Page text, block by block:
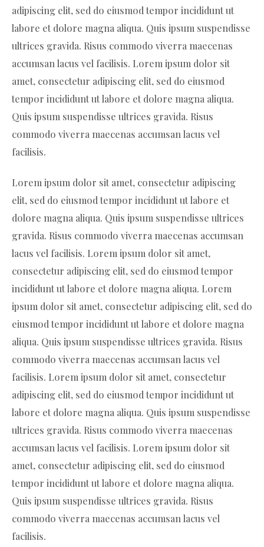
adipiscing elit, sed do eiusmod tempor incididunt ut
labore et dolore magna aliqua. Quis ipsum suspendisse
ultrices gravida. Risus commodo viverra maecenas
accumsan lacus vel facilisis. Lorem ipsum dolor sit
amet, consectetur adipiscing elit, sed do eiusmod
tempor incididunt ut labore et dolore magna aliqua.
Quis ipsum suspendisse ultrices gravida. Risus
commodo viverra maecenas accumsan lacus vel
facilisis.
Lorem ipsum dolor sit amet, consectetur adipiscing
elit, sed do eiusmod tempor incididunt ut labore et
dolore magna aliqua. Quis ipsum suspendisse ultrices
gravida. Risus commodo viverra maecenas accumsan
lacus vel facilisis. Lorem ipsum dolor sit amet,
consectetur adipiscing elit, sed do eiusmod tempor
incididunt ut labore et dolore magna aliqua. Lorem
ipsum dolor sit amet, consectetur adipiscing elit, sed do
eiusmod tempor incididunt ut labore et dolore magna
aliqua. Quis ipsum suspendisse ultrices gravida. Risus
commodo viverra maecenas accumsan lacus vel
facilisis. Lorem ipsum dolor sit amet, consectetur
adipiscing elit, sed do eiusmod tempor incididunt ut
labore et dolore magna aliqua. Quis ipsum suspendisse
ultrices gravida. Risus commodo viverra maecenas
accumsan lacus vel facilisis. Lorem ipsum dolor sit
amet, consectetur adipiscing elit, sed do eiusmod
tempor incididunt ut labore et dolore magna aliqua.
Quis ipsum suspendisse ultrices gravida. Risus
commodo viverra maecenas accumsan lacus vel
facilisis.